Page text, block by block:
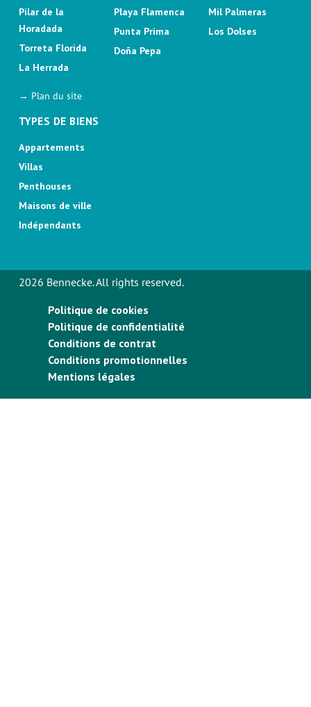
Pilar de la
Horadada
Torreta Florida
La Herrada
Playa Flamenca
Punta Prima
Doña Pepa
Mil Palmeras
Los Dolses
→ Plan du site
TYPES DE BIENS
Appartements
Villas
Penthouses
Maisons de ville
Indépendants
2026 Bennecke. All rights reserved.
Politique de cookies
Politique de confidentialité
Conditions de contrat
Conditions promotionnelles
Mentions légales